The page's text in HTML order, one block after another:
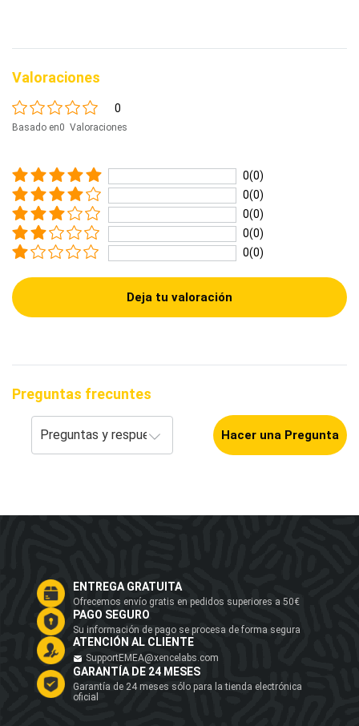
Valoraciones
0
Basado en0 Valoraciones
0(0)
0(0)
0(0)
0(0)
0(0)
Deja tu valoración
Preguntas frecuntes
Hacer una Pregunta
ENTREGA GRATUITA
Ofrecemos envío gratis en pedidos superiores a 50€
PAGO SEGURO
Su información de pago se procesa de forma segura
ATENCIÓN AL CLIENTE
SupportEMEA@xencelabs.com
GARANTÍA DE 24 MESES
Garantía de 24 meses sólo para la tienda electrónica
oficial